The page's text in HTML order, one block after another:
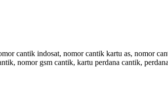
cantik indosat, nomor cantik kartu as, nomor
nomor gsm cantik, kartu perdana cantik,